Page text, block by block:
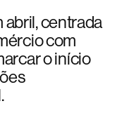
abril, centrada
com
o início